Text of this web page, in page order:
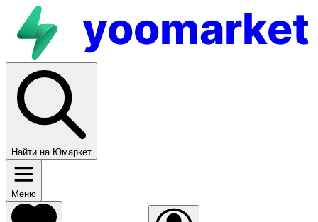
yoomarket
Найти на Юмаркет
Меню